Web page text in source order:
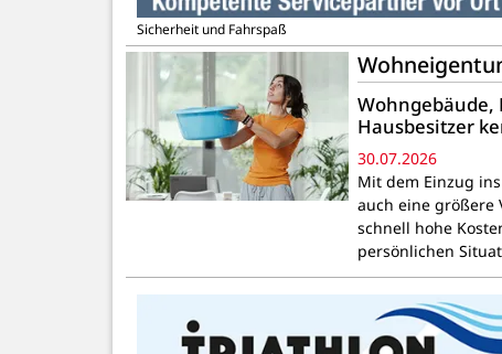
Sicherheit und Fahrspaß
Wohngebäude,
Hausbesitzer
30.07.2026
Mit dem Einzug
auch eine größere
schnell hohe
persönlichen